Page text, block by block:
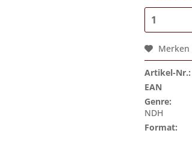
Merken
Artikel-Nr.:
EAN
Genre:
NDH
Format: